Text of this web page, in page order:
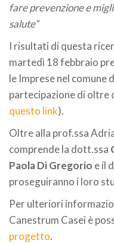
fare prevenzione e
salute”
I risultati di questa
martedì 18 febbraio
le Imprese nel comune
partecipazione di oltre
questo link).
Oltre alla prof.ssa
comprende la dott.ssa
Paola Di Gregorio e il
proseguiranno i loro
Per ulteriori
Canestrum Casei è
progetto.